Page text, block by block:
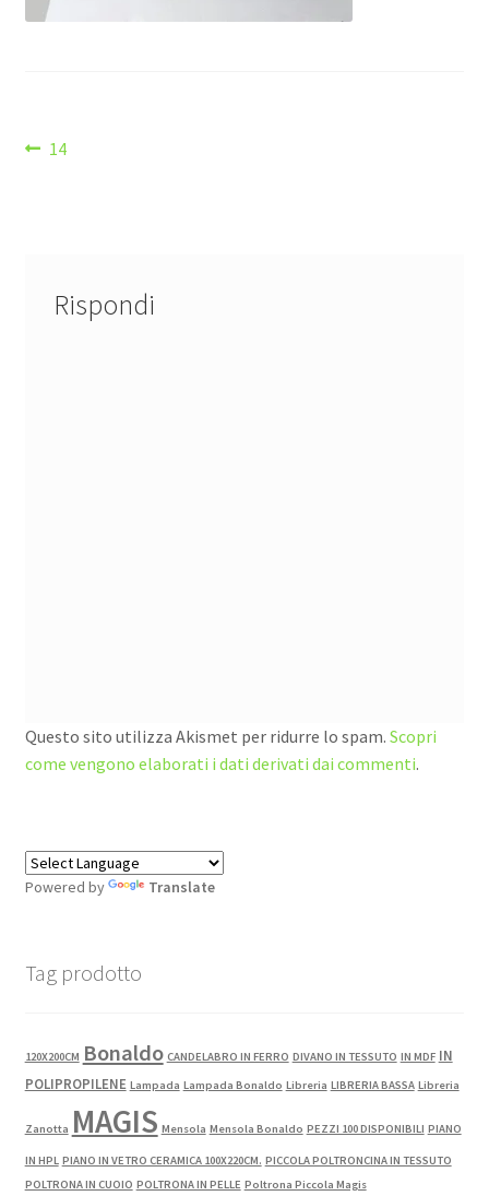
Navigazione
Articolo
14
Rispondi
Questo sito utilizza Akismet per ridurre lo spam. Scopri
come vengono elaborati i dati derivati dai commenti.
Powered by Translate
Tag prodotto
120X200CM Bonaldo CANDELABRO IN FERRO DIVANO IN TESSUTO IN MDF IN
POLIPROPILENE Lampada Lampada Bonaldo Libreria LIBRERIA BASSA Libreria
Zanotta MAGIS Mensola Mensola Bonaldo PEZZI 100 DISPONIBILI PIANO
IN HPL PIANO IN VETRO CERAMICA 100X220CM. PICCOLA POLTRONCINA IN TESSUTO
POLTRONA IN CUOIO POLTRONA IN PELLE Poltrona Piccola Magis